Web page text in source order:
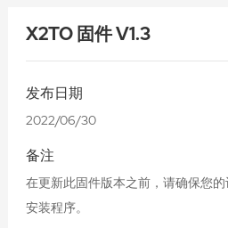
X2TO 固件 V1.3
发布日期
2022/06/30
备注
在更新此固件版本之前，请确保您
安装程序。